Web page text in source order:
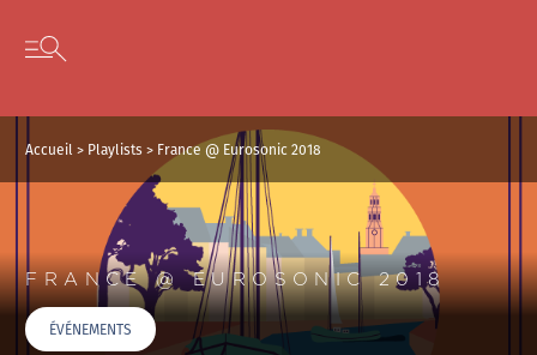
Skip to content
Open secondary menu
Accueil > Playlists > France @ Eurosonic 2018
FRANCE @ EUROSONIC 2018
ÉVÉNEMENTS